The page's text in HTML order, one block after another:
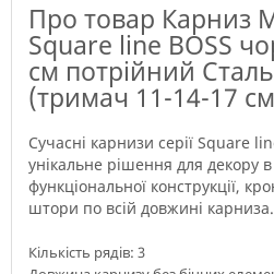
Про товар Карниз
Square line BOSS
см потрійний
(тримач 11-14-17
Сучасні карнизи серії Square
унікальне рішення для декору
функціональної конструкції,
штори по всій довжині карниза.
Кількість рядів: 3